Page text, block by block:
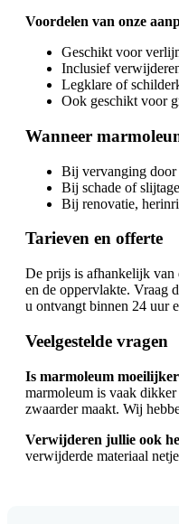
Voordelen van onze
Geschikt voor
Inclusief
Legklare of
Ook geschikt voor
Wanneer
Bij vervanging
Bij schade of slijtage
Bij renovatie,
Tarieven en offerte
De prijs is afhankelijk van
en de oppervlakte. Vraag
u ontvangt binnen 24 uur
Veelgestelde vragen
Is marmoleum
marmoleum is vaak
zwaarder maakt. Wij
Verwijderen jullie ook
verwijderde materiaal